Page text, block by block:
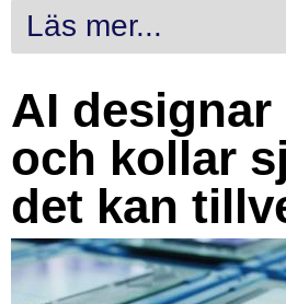
Läs mer...
AI
och kollar
det kan